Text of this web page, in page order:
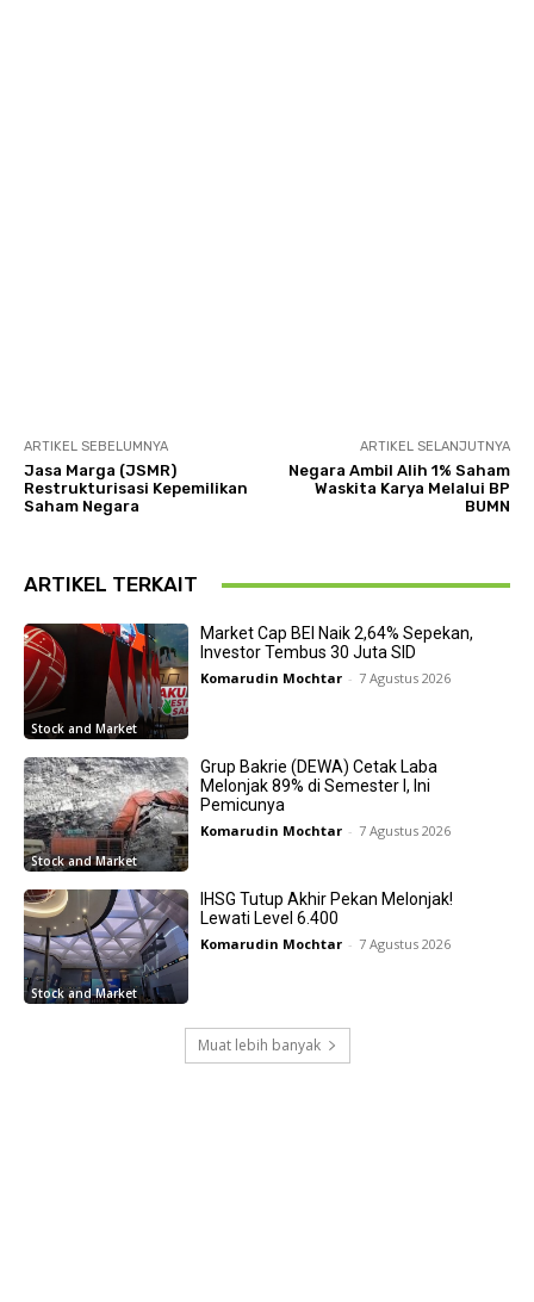
ARTIKEL SEBELUMNYA
Jasa Marga (JSMR)
Restrukturisasi Kepemilikan
Saham Negara
ARTIKEL SELANJUTNYA
Negara Ambil Alih 1% Saham
Waskita Karya Melalui BP
BUMN
ARTIKEL TERKAIT
Stock and Market
Market Cap BEI Naik 2,64% Sepekan,
Investor Tembus 30 Juta SID
Komarudin Mochtar - 7 Agustus 2026
Stock and Market
Grup Bakrie (DEWA) Cetak Laba
Melonjak 89% di Semester I, Ini
Pemicunya
Komarudin Mochtar - 7 Agustus 2026
Stock and Market
IHSG Tutup Akhir Pekan Melonjak!
Lewati Level 6.400
Komarudin Mochtar - 7 Agustus 2026
Muat lebih banyak